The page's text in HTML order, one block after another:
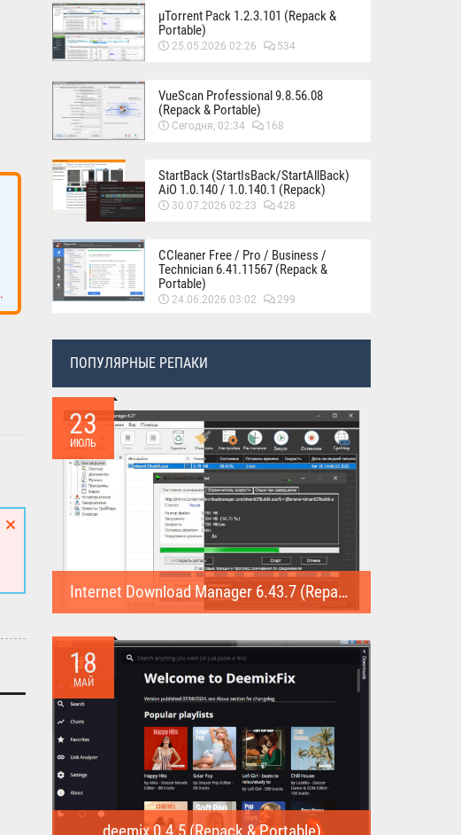
.
µTorrent Pack 1.2.3.101 (Repack &
Portable)
25.05.2026 02:26 534
VueScan Professional 9.8.56.08
(Repack & Portable)
Сегодня, 02:34 168
StartBack (StartIsBack/StartAllBack)
AiO 1.0.140 / 1.0.140.1 (Repack)
30.07.2026 02:23 428
CCleaner Free / Pro / Business /
Technician 6.41.11567 (Repack &
Portable)
24.06.2026 03:02 299
ПОПУЛЯРНЫЕ РЕПАКИ
23
ИЮЛЬ
Internet Download Manager 6.43.7 (Repack)
предназначена для...
18
МАЙ
deemix 0.4.5 (Repack & Portable)